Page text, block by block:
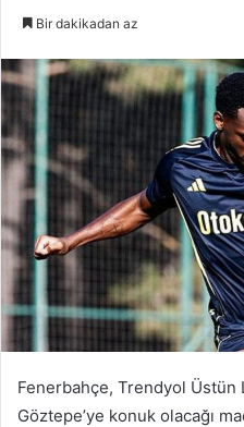
göndermek
Bir dakikadan az
Fenerbahçe, Trendyol Üstün
Göztepe’ye konuk olacağı